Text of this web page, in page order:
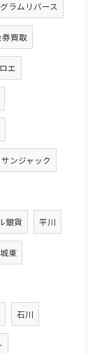
ラムリバース
券買取
エ
サンジャック
銀貨 平川
城東
石川